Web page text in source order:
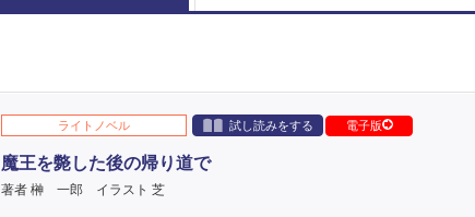
ライトノベル 試し読みをする 電子版
魔王を斃した後の帰り道で
著者 榊 一郎 イラスト 芝